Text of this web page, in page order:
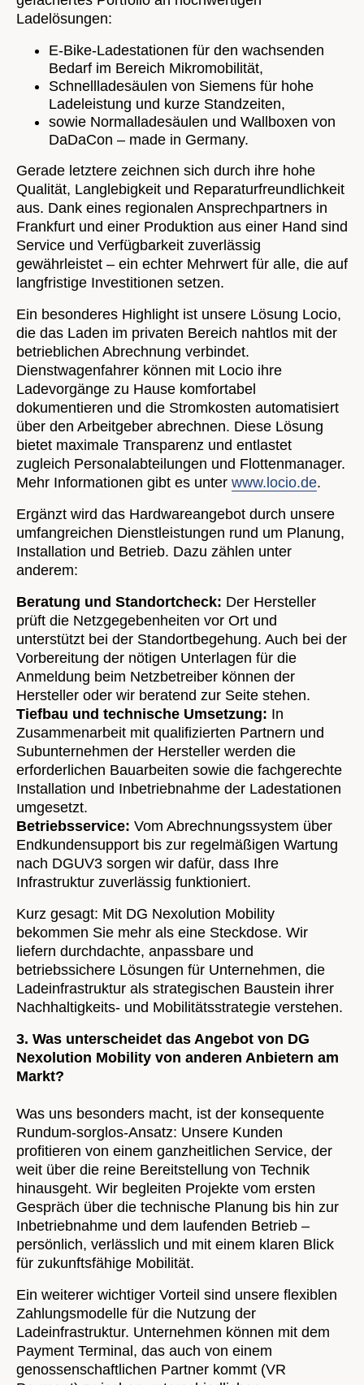
Ladelösungen:
E-Bike-Ladestationen für den wachsenden
Bedarf im Bereich Mikromobilität,
Schnellladesäulen von Siemens für hohe
Ladeleistung und kurze Standzeiten,
sowie Normalladesäulen und Wallboxen von
DaDaCon – made in Germany.
Gerade letztere zeichnen sich durch ihre hohe
Qualität, Langlebigkeit und Reparaturfreundlichkeit
aus. Dank eines regionalen Ansprechpartners in
Frankfurt und einer Produktion aus einer Hand sind
Service und Verfügbarkeit zuverlässig
gewährleistet – ein echter Mehrwert für alle, die auf
langfristige Investitionen setzen.
Ein besonderes Highlight ist unsere Lösung Locio,
die das Laden im privaten Bereich nahtlos mit der
betrieblichen Abrechnung verbindet.
Dienstwagenfahrer können mit Locio ihre
Ladevorgänge zu Hause komfortabel
dokumentieren und die Stromkosten automatisiert
über den Arbeitgeber abrechnen. Diese Lösung
bietet maximale Transparenz und entlastet
zugleich Personalabteilungen und Flottenmanager.
Mehr Informationen gibt es unter www.locio.de.
Ergänzt wird das Hardwareangebot durch unsere
umfangreichen Dienstleistungen rund um Planung,
Installation und Betrieb. Dazu zählen unter
anderem:
Beratung und Standortcheck: Der Hersteller
prüft die Netzgegebenheiten vor Ort und
unterstützt bei der Standortbegehung. Auch bei der
Vorbereitung der nötigen Unterlagen für die
Anmeldung beim Netzbetreiber können der
Hersteller oder wir beratend zur Seite stehen.
Tiefbau und technische Umsetzung: In
Zusammenarbeit mit qualifizierten Partnern und
Subunternehmen der Hersteller werden die
erforderlichen Bauarbeiten sowie die fachgerechte
Installation und Inbetriebnahme der Ladestationen
umgesetzt.
Betriebsservice: Vom Abrechnungssystem über
Endkundensupport bis zur regelmäßigen Wartung
nach DGUV3 sorgen wir dafür, dass Ihre
Infrastruktur zuverlässig funktioniert.
Kurz gesagt: Mit DG Nexolution Mobility
bekommen Sie mehr als eine Steckdose. Wir
liefern durchdachte, anpassbare und
betriebssichere Lösungen für Unternehmen, die
Ladeinfrastruktur als strategischen Baustein ihrer
Nachhaltigkeits- und Mobilitätsstrategie verstehen.
3. Was unterscheidet das Angebot von DG
Nexolution Mobility von anderen Anbietern am
Markt?
Was uns besonders macht, ist der konsequente
Rundum-sorglos-Ansatz: Unsere Kunden
profitieren von einem ganzheitlichen Service, der
weit über die reine Bereitstellung von Technik
hinausgeht. Wir begleiten Projekte vom ersten
Gespräch über die technische Planung bis hin zur
Inbetriebnahme und dem laufenden Betrieb –
persönlich, verlässlich und mit einem klaren Blick
für zukunftsfähige Mobilität.
Ein weiterer wichtiger Vorteil sind unsere flexiblen
Zahlungsmodelle für die Nutzung der
Ladeinfrastruktur. Unternehmen können mit dem
Payment Terminal, das auch von einem
genossenschaftlichen Partner kommt (VR